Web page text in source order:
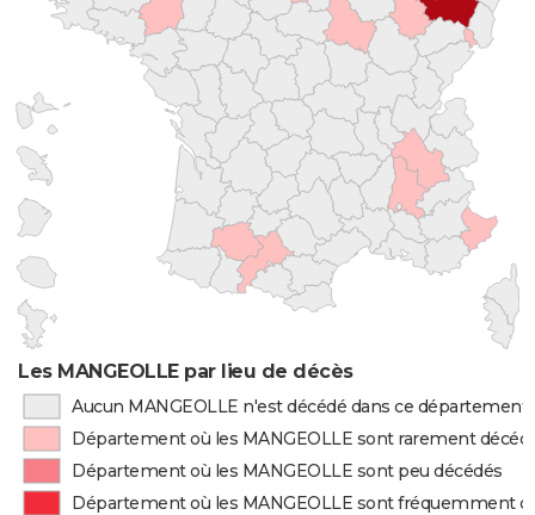
Les MANGEOLLE par lieu de décès
Aucun MANGEOLLE n'est décédé dans ce département
Département où les MANGEOLLE sont rarement
Département où les MANGEOLLE sont peu décédés
Département où les MANGEOLLE sont fréquemment